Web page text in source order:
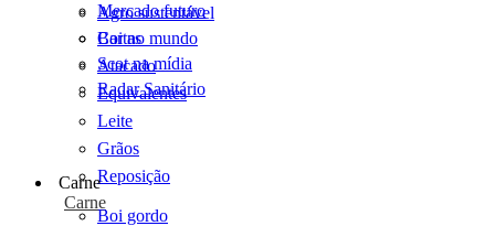
Agro sustentável
Cartas
Scot na mídia
Radar Sanitário
Mercado futuro
Boi no mundo
Atacado
Equivalentes
Leite
Grãos
Reposição
Carne
Carne
Boi gordo